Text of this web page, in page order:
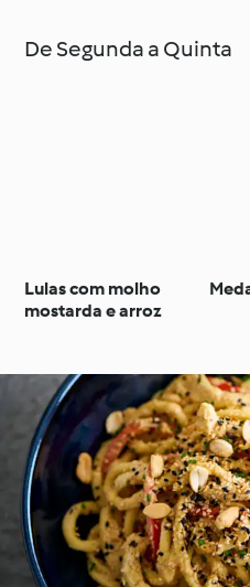
De Segunda a Quinta
Lulas com molho
mostarda e arroz